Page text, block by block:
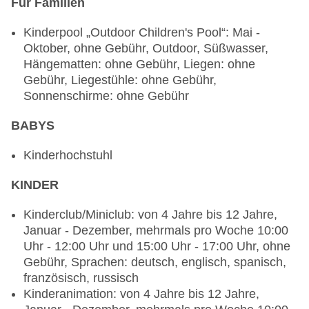
italienisch, mexikanisch, regional, spanisch,
Sushi, glutenfreie Gerichte, vegetarische
Gerichte: ohne Gebühr, Anfrage notwendig,
Reservierung nicht notwendig, Buffet,
Showcooking, Anfrage & Reservierung nicht
täglich 06:30 Uhr - 10:00 Uhr, 12:30 Uhr - 14:30
Terrasse, Kinderhochstuhl, angemessene
Spezialitätenrestaurant „OLIVIER“: Küche:
Reservierung notwendig, ohne Gebühr, bei All
Inclusive inklusive, Januar - Dezember,
wöchentlich 19:00 Uhr - 21:00 Uhr, klimatisierbar,
Kinderhochstuhl, angemessene Kleidung
erwünscht
Restaurant „PALMIER“: Küche: international,
Für Familien
Kinderpool „Outdoor Children's Pool“: Mai -
Oktober, ohne Gebühr, Outdoor, Süßwasser,
Hängematten: ohne Gebühr, Liegen: ohne
Gebühr, Liegestühle: ohne Gebühr,
Sonnenschirme: ohne Gebühr
BABYS
Kinderhochstuhl
KINDER
Kinderclub/Miniclub: von 4 Jahre bis 12 Jahre,
Januar - Dezember, mehrmals pro Woche 10:00
Uhr - 12:00 Uhr und 15:00 Uhr - 17:00 Uhr, ohne
Gebühr, Sprachen: deutsch, englisch, spanisch,
französisch, russisch
Kinderanimation: von 4 Jahre bis 12 Jahre,